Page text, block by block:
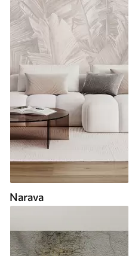
Narava